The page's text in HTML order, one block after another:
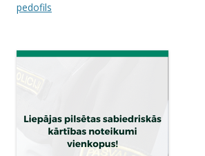
o
pedofils